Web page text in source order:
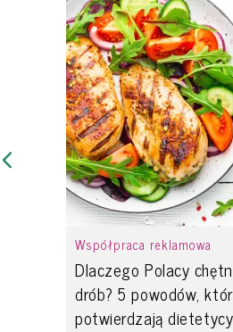
Współpraca reklamowa
Dlaczego Polacy
drób? 5 powodów,
potwierdzają dietetycy